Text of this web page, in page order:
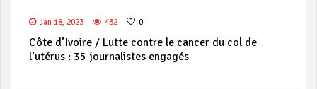
Jan 18, 2023 432 0
Côte d’Ivoire / Lutte contre le cancer du col de
l’utérus : 35 journalistes engagés